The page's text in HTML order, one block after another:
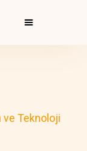
ve Teknoloji